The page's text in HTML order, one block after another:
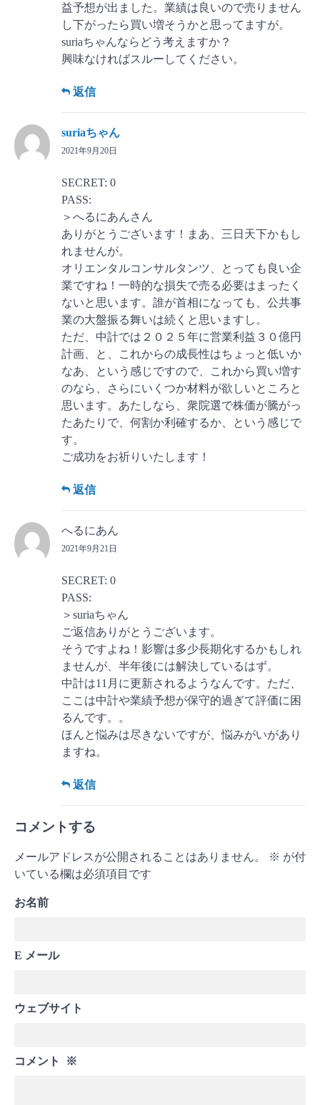
益予想が出ました。業績は良いので売りません
し下がったら買い増そうかと思ってますが。
suriaちゃんならどう考えますか？
興味なければスルーしてください。
返信
suriaちゃん
2021年9月20日
SECRET: 0
PASS:
＞へるにあんさん
ありがとうございます！まあ、三日天下かもし
れませんが。
オリエンタルコンサルタンツ、とっても良い企
業ですね！一時的な損失で売る必要はまったく
ないと思います。誰が首相になっても、公共事
業の大盤振る舞いは続くと思いますし。
ただ、中計では２０２５年に営業利益３０億円
計画、と、これからの成長性はちょっと低いか
なあ、という感じですので、これから買い増す
のなら、さらにいくつか材料が欲しいところと
思います。あたしなら、衆院選で株価が騰がっ
たあたりで、何割か利確するか、という感じで
す。
ご成功をお祈りいたします！
返信
へるにあん
2021年9月21日
SECRET: 0
PASS:
＞suriaちゃん
ご返信ありがとうございます。
そうですよね！影響は多少長期化するかもしれ
ませんが、半年後には解決しているはず。
中計は11月に更新されるようなんです。ただ、
ここは中計や業績予想が保守的過ぎて評価に困
るんです。。
ほんと悩みは尽きないですが、悩みがいがあり
ますね。
返信
コメントする
メールアドレスが公開されることはありません。 ※ が付
いている欄は必須項目です
お名前
E メール
ウェブサイト
コメント ※